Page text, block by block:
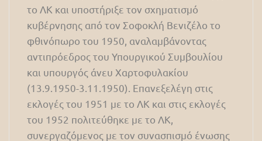
το ΛΚ και υποστήριξε τον σχηματισμό
κυβέρνησης από τον Σοφοκλή Βενιζέλο το
φθινόπωρο του 1950, αναλαμβάνοντας
αντιπρόεδρος του Υπουργικού Συμβουλίου
και υπουργός άνευ Χαρτοφυλακίου
(13.9.1950-3.11.1950). Επανεξελέγη στις
εκλογές του 1951 με το ΛΚ και στις εκλογές
του 1952 πολιτεύθηκε με το ΛΚ,
συνεργαζόμενος με τον συνασπισμό ένωσης